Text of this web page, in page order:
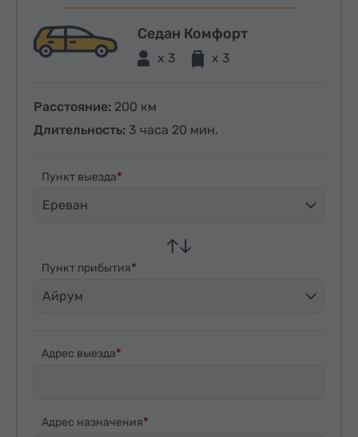
Седан Комфорт
x 3 x 3
Расстояние: 200 км
Длительность: 3 часа 20 мин.
Пункт выезда
Ереван
Пункт прибытия
Айрум
Адрес выезда
Адрес назначения